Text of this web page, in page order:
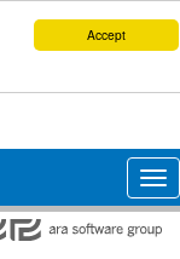
Accept